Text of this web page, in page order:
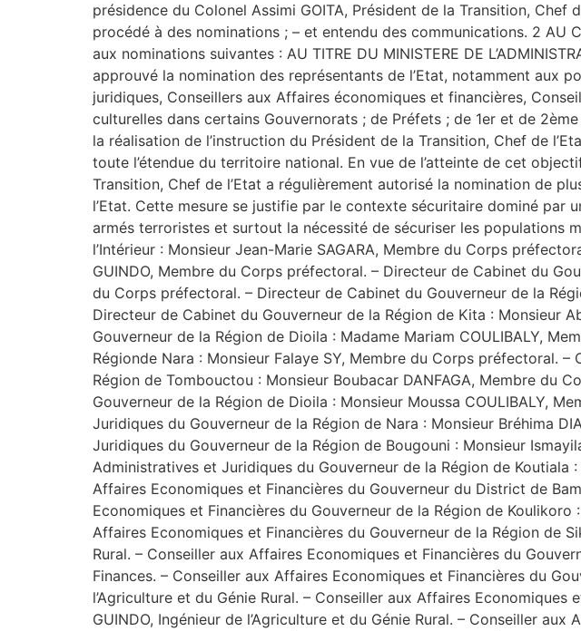
présidence du Colonel Assimi GOITA, Président de la Transition, Chef
procédé à des nominations ; – et entendu des communications. 2 AU
aux nominations suivantes : AU TITRE DU MINISTERE DE
approuvé la nomination des représentants de l’Etat, notamment aux
juridiques, Conseillers aux Affaires économiques et financières,
culturelles dans certains Gouvernorats ; de Préfets ; de 1er et de
la réalisation de l’instruction du Président de la Transition, Chef de
toute l’étendue du territoire national. En vue de l’atteinte de cet
Transition, Chef de l’Etat a régulièrement autorisé la nomination de
l’Etat. Cette mesure se justifie par le contexte sécuritaire dominé par
armés terroristes et surtout la nécessité de sécuriser les populations
l’Intérieur : Monsieur Jean-Marie SAGARA, Membre du Corps
GUINDO, Membre du Corps préfectoral. – Directeur de Cabinet du
du Corps préfectoral. – Directeur de Cabinet du Gouverneur de la
Directeur de Cabinet du Gouverneur de la Région de Kita : Monsieur
Gouverneur de la Région de Dioila : Madame Mariam COULIBALY,
Régionde Nara : Monsieur Falaye SY, Membre du Corps préfectoral.
Région de Tombouctou : Monsieur Boubacar DANFAGA, Membre du
Gouverneur de la Région de Dioila : Monsieur Moussa COULIBALY,
Juridiques du Gouverneur de la Région de Nara : Monsieur Bréhima
Juridiques du Gouverneur de la Région de Bougouni : Monsieur
Administratives et Juridiques du Gouverneur de la Région de Koutiala
Affaires Economiques et Financières du Gouverneur du District de
Economiques et Financières du Gouverneur de la Région de
Affaires Economiques et Financières du Gouverneur de la Région de
Rural. – Conseiller aux Affaires Economiques et Financières du
Finances. – Conseiller aux Affaires Economiques et Financières du
l’Agriculture et du Génie Rural. – Conseiller aux Affaires
GUINDO, Ingénieur de l’Agriculture et du Génie Rural. – Conseiller